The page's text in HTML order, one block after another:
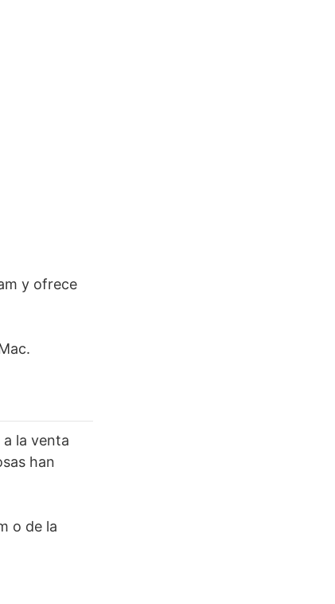
y ofrece
la venta
han
o de la